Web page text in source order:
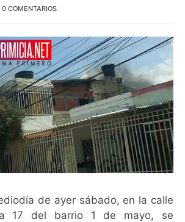
0 COMENTARIOS
de ayer sábado, en la calle
17 del barrio 1 de mayo, se